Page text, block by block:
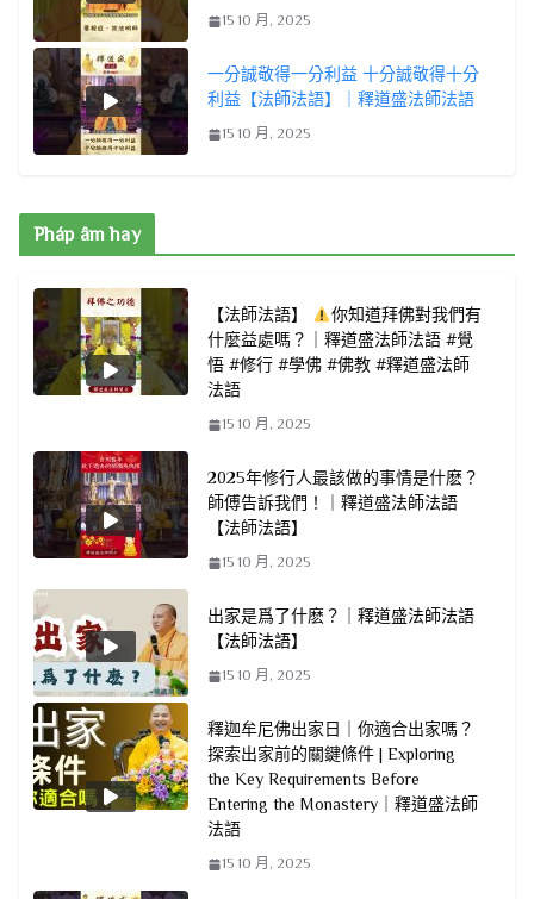
15 10 月, 2025
一分誠敬得一分利益 十分誠敬得十分
利益【法師法語】｜釋道盛法師法語
15 10 月, 2025
Pháp âm hay
【法師法語】
你知道拜佛對我們有
什麼益處嗎？｜釋道盛法師法語 #覺
悟 #修行 #學佛 #佛教 #釋道盛法師
法語
15 10 月, 2025
2025年修行人最該做的事情是什麽？
師傅告訴我們！｜釋道盛法師法語
【法師法語】
15 10 月, 2025
出家是爲了什麽？｜釋道盛法師法語
【法師法語】
15 10 月, 2025
釋迦牟尼佛出家日｜你適合出家嗎？
探索出家前的關鍵條件 | Exploring
the Key Requirements Before
Entering the Monastery｜釋道盛法師
法語
15 10 月, 2025